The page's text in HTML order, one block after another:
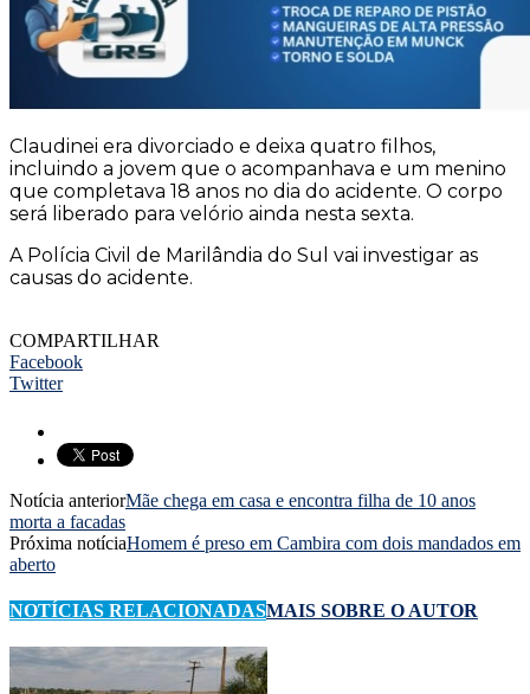
Claudinei era divorciado e deixa quatro filhos,
incluindo a jovem que o acompanhava e um menino
que completava 18 anos no dia do acidente. O corpo
será liberado para velório ainda nesta sexta.
A Polícia Civil de Marilândia do Sul vai investigar as
causas do acidente.
COMPARTILHAR
Facebook
Twitter
Notícia anteriorMãe chega em casa e encontra filha de 10 anos
morta a facadas
Próxima notíciaHomem é preso em Cambira com dois mandados em
aberto
NOTÍCIAS RELACIONADASMAIS SOBRE O AUTOR